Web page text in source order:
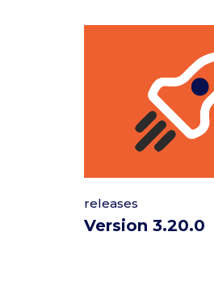
releases
Version 3.20.0